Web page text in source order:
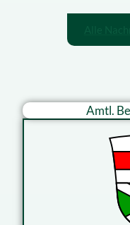
Amtl.